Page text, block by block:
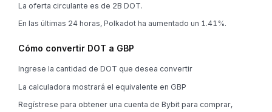
La oferta circulante es de 2B DOT.
En las últimas 24 horas, Polkadot ha aumentado un 1.41%.
Cómo convertir DOT a GBP
Ingrese la cantidad de DOT que desea convertir
La calculadora mostrará el equivalente en GBP
Regístrese para obtener una cuenta de Bybit para comprar,